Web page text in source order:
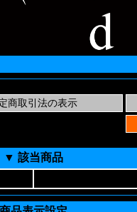
▼ 該当商品